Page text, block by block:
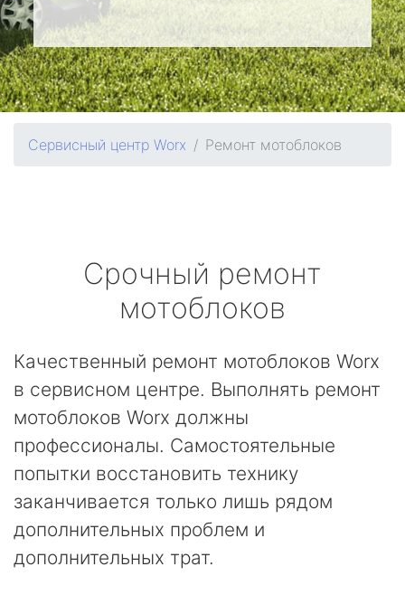
Сервисный центр Worx Ремонт мотоблоков
Срочный ремонт
мотоблоков
Качественный ремонт мотоблоков Worx
в сервисном центре. Выполнять ремонт
мотоблоков Worx должны
профессионалы. Самостоятельные
попытки восстановить технику
заканчивается только лишь рядом
дополнительных проблем и
дополнительных трат.